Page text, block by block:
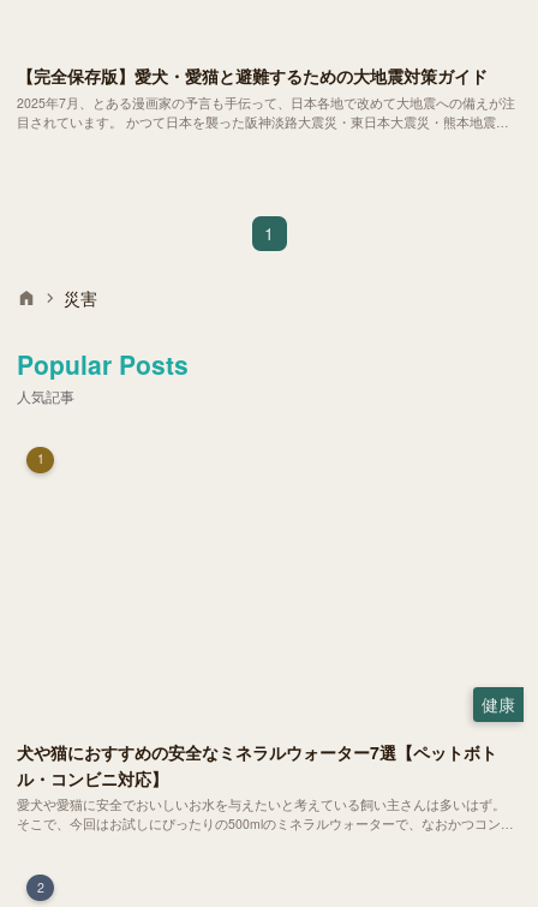
【完全保存版】愛犬・愛猫と避難するための大地震対策ガイド
2025年7月、とある漫画家の予言も手伝って、日本各地で改めて大地震への備えが注
目されています。 かつて日本を襲った阪神淡路大震災・東日本大震災・熊本地震の
1
災害
Popular Posts
人気記事
1
健康
犬や猫におすすめの安全なミネラルウォーター7選【ペットボト
ル・コンビニ対応】
愛犬や愛猫に安全でおいしいお水を与えたいと考えている飼い主さんは多いはず。
そこで、今回はお試しにぴったりの500mlのミネラルウォーターで、なおかつコンビ
2